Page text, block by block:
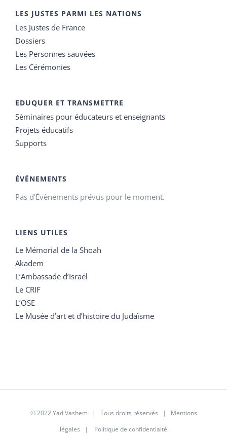
LES JUSTES PARMI LES NATIONS
Les Justes de France
Dossiers
Les Personnes sauvées
Les Cérémonies
EDUQUER ET TRANSMETTRE
Séminaires pour éducateurs et enseignants
Projets éducatifs
Supports
ÉVÉNEMENTS
Pas d'Évènements prévus pour le moment.
LIENS UTILES
Le Mémorial de la Shoah
Akadem
L’Ambassade d’Israël
Le CRIF
L’OSE
Le Musée d’art et d’histoire du Judaïsme
© 2022 Yad Vashem | Tous droits réservés | Mentions
légales | Politique de confidentialté